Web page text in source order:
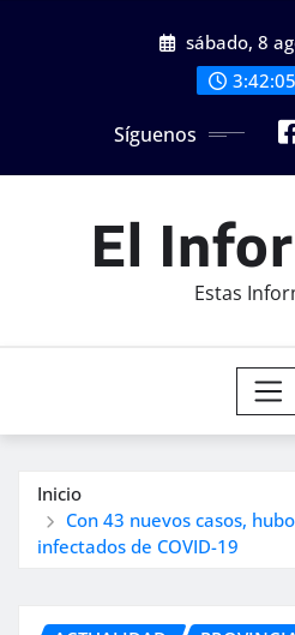
sábado, 8
Síguenos
El
Estas
Inicio
Con 43 nuevos casos,
infectados de COVID-19